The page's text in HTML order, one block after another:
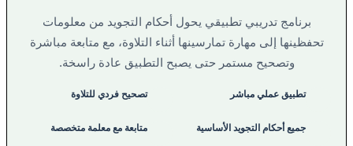
برنامج تدريبي تطبيقي يحول أحكام التجويد من معلومات
تحفظينها إلى مهارة تمارسينها أثناء التلاوة، مع متابعة مباشرة
وتصحيح مستمر حتى يصبح التطبيق عادة راسخة.
تطبيق عملي مباشر تصحيح فردي للتلاوة
جميع أحكام التجويد الأساسية متابعة مع معلمة متخصصة